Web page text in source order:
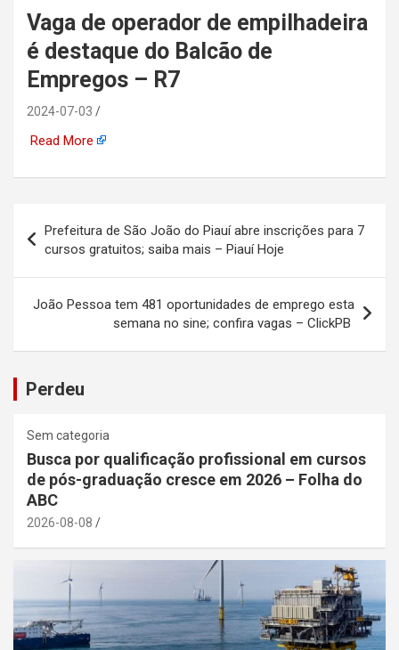
automotiva, mineração,
indústria naval, etc
Vaga de operador de empilhadeira
é destaque do Balcão de
Empregos – R7
2024-07-03
Read More
de
Post
Prefeitura de São João do Piauí abre inscrições para 7
cursos gratuitos; saiba mais – Piauí Hoje
João Pessoa tem 481 oportunidades de emprego esta
semana no sine; confira vagas – ClickPB
Perdeu
Sem categoria
Busca por qualificação profissional em cursos
de pós-graduação cresce em 2026 – Folha do
ABC
2026-08-08